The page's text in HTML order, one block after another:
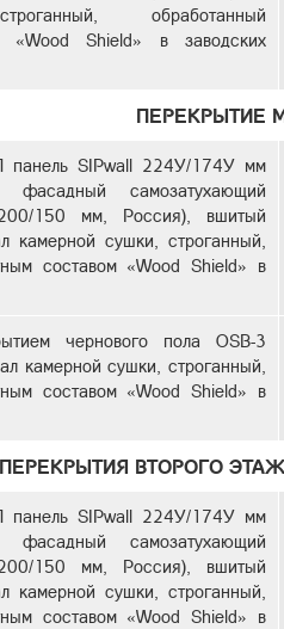
обработанный
«Wood Shield» в заводских
ПЕРЕКРЫТИЕ
панель SIPwall 224У/174У мм
самозатухающий
150 мм, Россия), вшитый
камерной сушки, строганный,
составом «Wood Shield» в
чернового пола OSB-3
камерной сушки, строганный,
составом «Wood Shield» в
ПЕРЕКРЫТИЯ ВТОРОГО
панель SIPwall 224У/174У мм
самозатухающий
150 мм, Россия), вшитый
камерной сушки, строганный,
составом «Wood Shield» в